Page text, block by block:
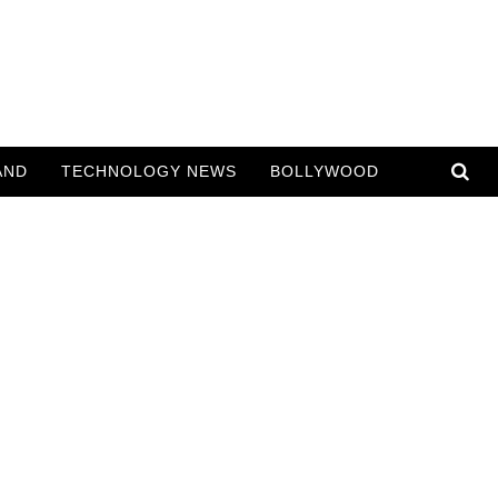
TECHNOLOGY NEWS BOLLYWOOD